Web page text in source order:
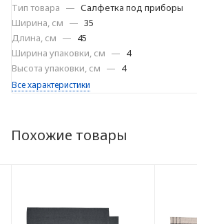
Тип товара — Салфетка под приборы
Ширина, см — 35
Длина, см — 45
Ширина упаковки, см — 4
Высота упаковки, см — 4
Все характеристики
Похожие товары